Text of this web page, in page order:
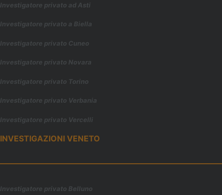
Investigatore privato ad Asti
Investigatore privato a Biella
Investigatore privato Cuneo
Investigatore privato Novara
Investigatore privato Torino
Investigatore privato Verbania
Investigatore privato Vercelli
INVESTIGAZIONI VENETO
Investigatore privato Belluno